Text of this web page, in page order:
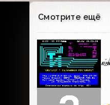
Смотрите ещё